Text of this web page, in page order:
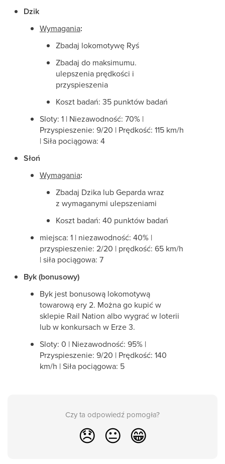
Dzik
Wymagania:
Zbadaj lokomotywę Ryś
Zbadaj do maksimumu.
ulepszenia prędkości i
przyspieszenia
Koszt badań: 35 punktów badań
Sloty: 1 | Niezawodność: 70% |
Przyspieszenie: 9/20 | Prędkość: 115 km/h
| Siła pociągowa: 4
Słoń
Wymagania:
Zbadaj Dzika lub Geparda wraz
z wymaganymi ulepszeniami
Koszt badań: 40 punktów badań
miejsca: 1 | niezawodność: 40% |
przyspieszenie: 2/20 | prędkość: 65 km/h
| siła pociągowa: 7
Byk (bonusowy)
Byk jest bonusową lokomotywą
towarową ery 2. Można go kupić w
sklepie Rail Nation albo wygrać w loterii
lub w konkursach w Erze 3.
Sloty: 0 | Niezawodność: 95% |
Przyspieszenie: 9/20 | Prędkość: 140
km/h | Siła pociągowa: 5
Czy ta odpowiedź pomogła?
😞 😐 😁